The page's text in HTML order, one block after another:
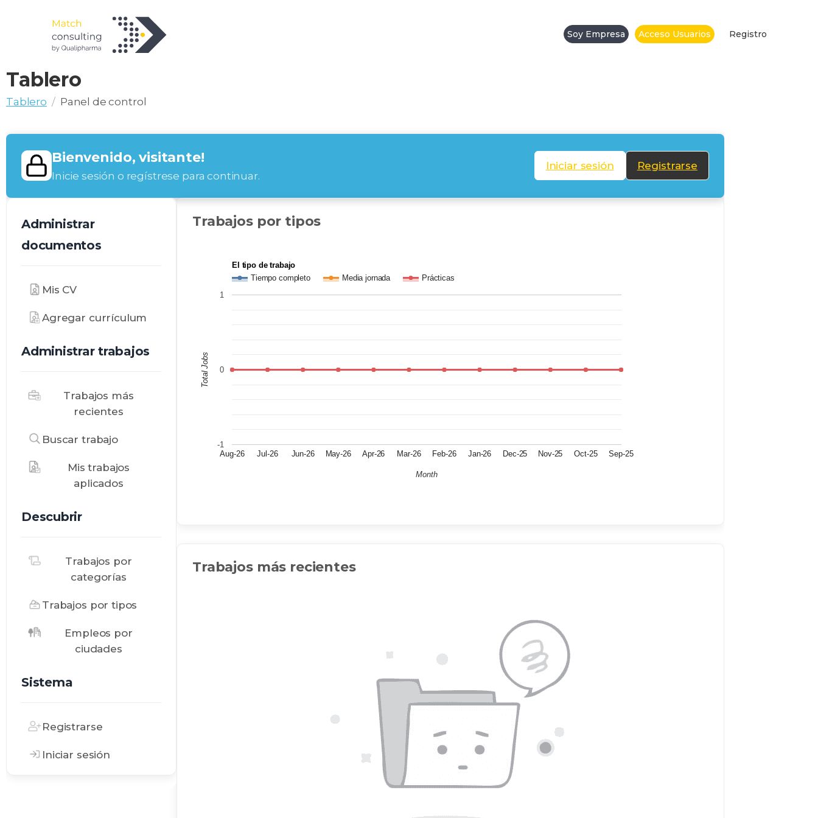
Soy Empresa Acceso Usuarios Registro
Tablero
Tablero Panel de control
Bienvenido, visitante!
Inicie sesión o regístrese para continuar.
Iniciar sesión Registrarse
Administrar
documentos
Mis CV
Agregar currículum
Administrar trabajos
Trabajos más
recientes
Buscar trabajo
Mis trabajos
aplicados
Descubrir
Trabajos por
categorías
Trabajos por tipos
Empleos por
ciudades
Sistema
Registrarse
Iniciar sesión
Trabajos por tipos
El tipo de trabajo
Tiempo completo
Media jornada Prácticas
Aug-26 Jul-26 Jun-26 May-26 Apr-26 Mar-26 Feb-26 Jan-26 Dec-25 Nov-25 Oct-25 Sep-25
-1
0
1
Month
Total Jobs
Trabajos más recientes